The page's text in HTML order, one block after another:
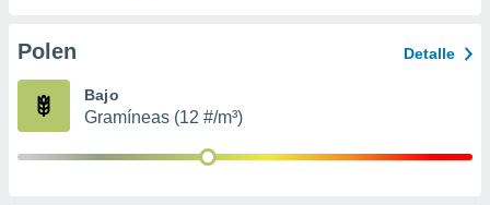
e
mediante
Polen Detalle
Bajo
Gramíneas (12 #/m³)